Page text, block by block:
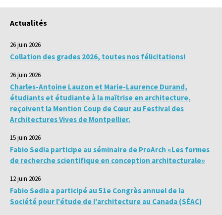
Actualités
26 juin 2026
Collation des grades 2026, toutes nos félicitations!
26 juin 2026
Charles-Antoine Lauzon et Marie-Laurence Durand,
étudiants et étudiante à la maîtrise en architecture,
reçoivent la Mention Coup de Cœur au Festival des
Architectures Vives de Montpellier.
15 juin 2026
Fabio Sedia participe au séminaire de ProArch «Les formes
de recherche scientifique en conception architecturale»
12 juin 2026
Fabio Sedia a participé au 51e Congrès annuel de la
Société pour l'étude de l'architecture au Canada (SÉAC)